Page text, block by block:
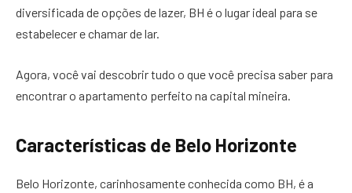
diversificada de opções de lazer, BH é o lugar ideal para se
estabelecer e chamar de lar.
Agora, você vai descobrir tudo o que você precisa saber para
encontrar o apartamento perfeito na capital mineira.
Características de Belo Horizonte
Belo Horizonte, carinhosamente conhecida como BH, é a